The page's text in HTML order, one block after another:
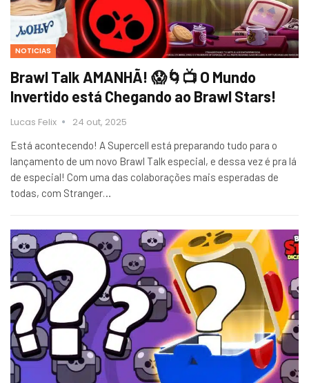
NOTICIAS
Brawl Talk AMANHÃ! 😱🌀📺 O Mundo
Invertido está Chegando ao Brawl Stars!
Lucas Felix 24 out, 2025
Está acontecendo! A Supercell está preparando tudo para o
lançamento de um novo Brawl Talk especial, e dessa vez é pra lá
de especial! Com uma das colaborações mais esperadas de
todas, com Stranger…